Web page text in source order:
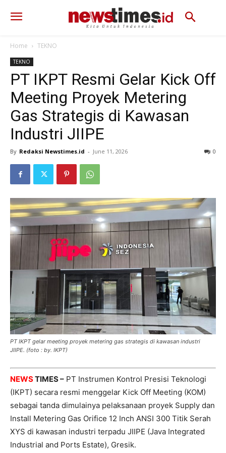
Home TEKNO
TEKNO
PT IKPT Resmi Gelar Kick Off
Meeting Proyek Metering
Gas Strategis di Kawasan
Industri JIIPE
By Redaksi Newstimes.id - June 11, 2026 0
PT IKPT gelar meeting proyek metering gas strategis di kawasan industri
JIIPE. (foto : by. IKPT)
NEWSTIMES – PT Instrumen Kontrol Presisi Teknologi
(IKPT) secara resmi menggelar Kick Off Meeting (KOM)
sebagai tanda dimulainya pelaksanaan proyek Supply dan
Install Metering Gas Orifice 12 Inch ANSI 300 Titik Serah
XYS di kawasan industri terpadu JIIPE (Java Integrated
Industrial and Ports Estate), Gresik.